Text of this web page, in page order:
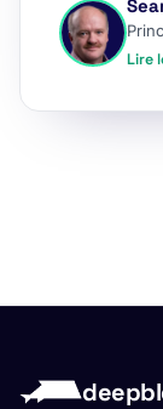
Lire